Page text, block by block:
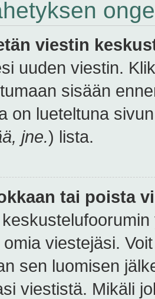
viestin
uuden viestin.
sisään
on lueteltuna
jne.) lista.
tai poista
viestejäsi.
sen luomisen
viestistä. Mikäli